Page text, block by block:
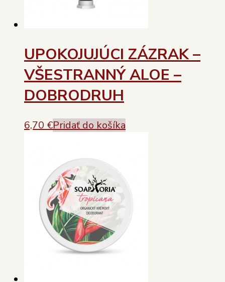
UPOKOJUJÚCI ZÁZRAK –
VŠESTRANNÝ ALOE –
DOBRODRUH
6,70 €Pridať do košíka